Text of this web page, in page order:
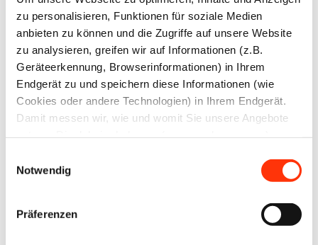
zu personalisieren, Funktionen für soziale Medien
anbieten zu können und die Zugriffe auf unsere Website
zu analysieren, greifen wir auf Informationen (z.B.
Geräteerkennung, Browserinformationen) in Ihrem
Endgerät zu und speichern diese Informationen (wie
Cookies oder andere Technologien) in Ihrem Endgerät.
Damit messen wir, wie und womit Sie unsere Angebote
Werbung und Analysen weiter. Ihre Daten können mit
mehreren ausgewählten Partnern geteilt werden, die sich
je nach unseren aktuellen Geschäftsbeziehungen ändern
können. Indem Sie „Alle zulassen“ klicken, stimmen Sie
Notwendig
Präferenzen
Keine
Einigung zum
MTV in der
Druckindustrie
27. Februar 2025
EU-
Verordnung
gegen
Entwaldung
(EUDR) –
Leitfaden für
Druckereien
25. Februar 2025